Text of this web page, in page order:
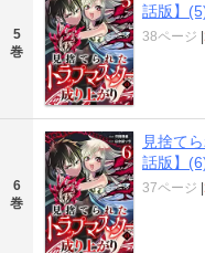
5
巻
話版】
38ページ |
6
巻
見捨て
話版】
37ページ |